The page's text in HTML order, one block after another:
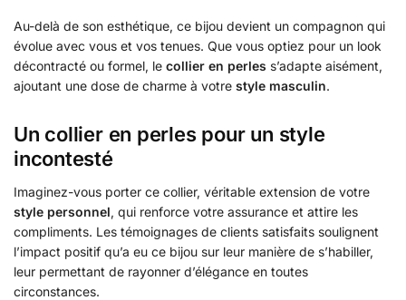
Au-delà de son esthétique, ce bijou devient un compagnon qui
évolue avec vous et vos tenues. Que vous optiez pour un look
décontracté ou formel, le collier en perles s’adapte aisément,
ajoutant une dose de charme à votre style masculin.
Un collier en perles pour un style
incontesté
Imaginez-vous porter ce collier, véritable extension de votre
style personnel, qui renforce votre assurance et attire les
compliments. Les témoignages de clients satisfaits soulignent
l’impact positif qu’a eu ce bijou sur leur manière de s’habiller,
leur permettant de rayonner d’élégance en toutes
circonstances.